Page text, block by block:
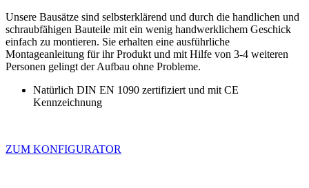
Unsere Bausätze sind selbsterklärend und durch die handlichen und
schraubfähigen Bauteile mit ein wenig handwerklichem Geschick
einfach zu montieren. Sie erhalten eine ausführliche
Montageanleitung für ihr Produkt und mit Hilfe von 3-4 weiteren
Personen gelingt der Aufbau ohne Probleme.
Natürlich DIN EN 1090 zertifiziert und mit CE
Kennzeichnung
ZUM KONFIGURATOR